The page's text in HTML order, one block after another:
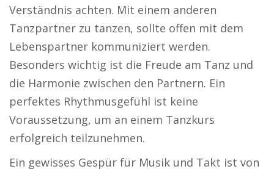
Verständnis achten. Mit einem anderen
Tanzpartner zu tanzen, sollte offen mit dem
Lebenspartner kommuniziert werden.
Besonders wichtig ist die Freude am Tanz und
die Harmonie zwischen den Partnern. Ein
perfektes Rhythmusgefühl ist keine
Voraussetzung, um an einem Tanzkurs
erfolgreich teilzunehmen.
Ein gewisses Gespür für Musik und Takt ist von